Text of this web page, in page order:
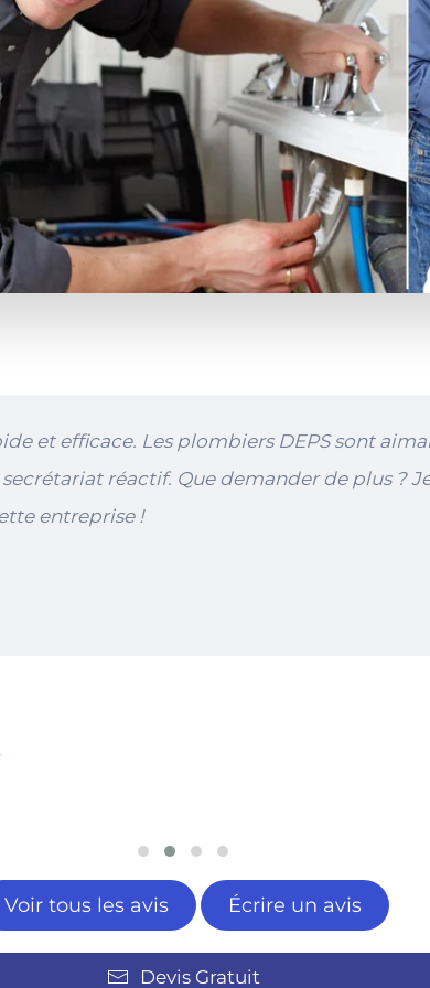
et efficace. Les plombiers DEPS sont
réactif. Que demander de plus ?
entreprise !
Voir tous les avis Écrire un avis
Devis Gratuit